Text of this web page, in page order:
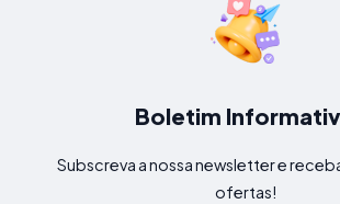
Boletim
Subscreva a nossa newsletter e
ofertas!